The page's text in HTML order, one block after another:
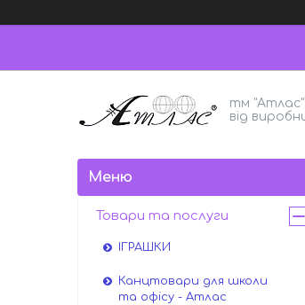
тм
від
Товари та послуги
ІГРАШКИ
Канцтовари для школи
та офісу - Атлас